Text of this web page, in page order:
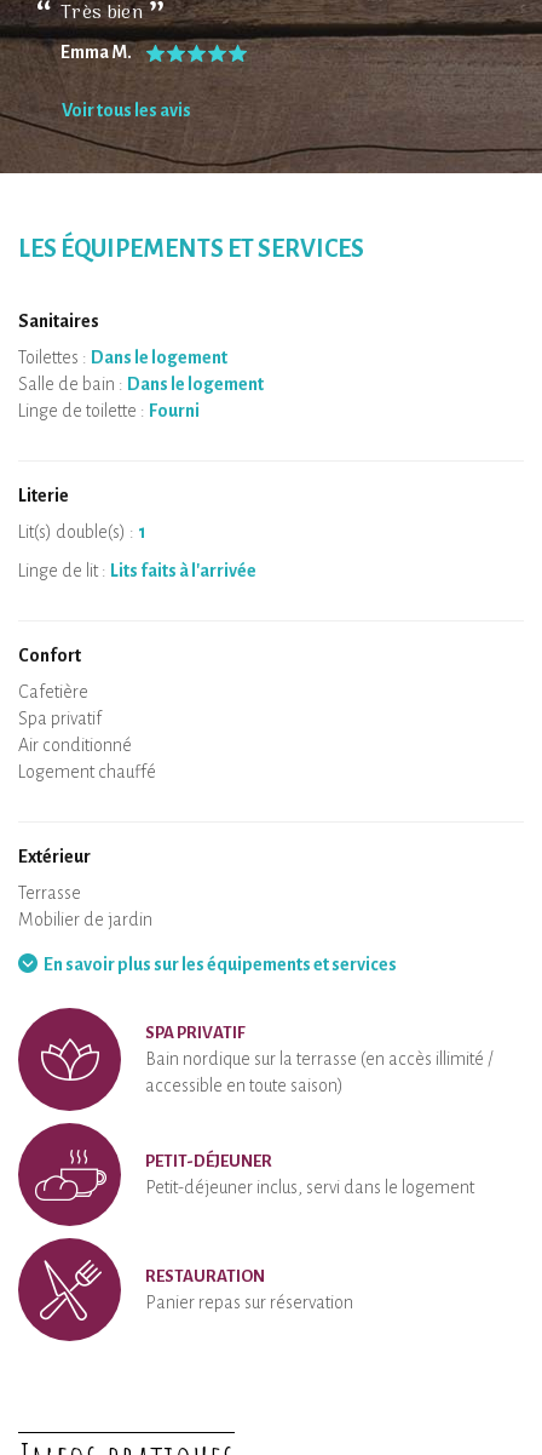
Très bien
Emma M.
Voir tous les avis
LES ÉQUIPEMENTS ET SERVICES
Sanitaires
Toilettes : Dans le logement
Salle de bain : Dans le logement
Linge de toilette : Fourni
Literie
Lit(s) double(s) : 1
Linge de lit : Lits faits à l'arrivée
Confort
Micro-ondes
Cafetière
Bouilloire
Plaque de cuisson
Four
Réfrigérateur
Vaisselle
Lave-vaisselle
Chaise bébé
Spa privatif
Sauna privatif
Tables et chaises/tabourets
Air conditionné
Logement chauffé
Extérieur
Terrasse
Mobilier de jardin
En savoir plus sur les équipements et services
SPA PRIVATIF
Bain nordique sur la terrasse (en accès illimité /
accessible en toute saison)
PETIT-DÉJEUNER
Petit-déjeuner inclus, servi dans le logement
RESTAURATION
Panier repas sur réservation